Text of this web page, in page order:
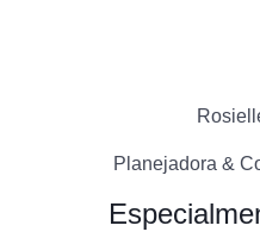
Planejadora &